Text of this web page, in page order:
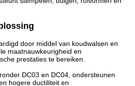
door middel van koudwalsen en
maatnauwkeurigheid en
prestaties te bereiken.
DC03 en DC04, ondersteunen
hogere ductiliteit en